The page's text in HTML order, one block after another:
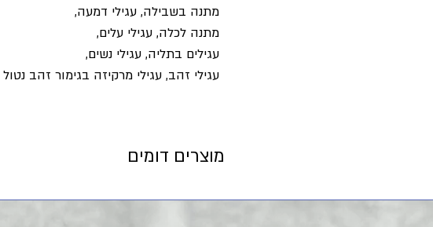
מתנה בשבילה, עגילי דמעה,
מתנה לכלה, עגילי עלים,
עגילים בתליה, עגילי נשים,
עגילי זהב, עגילי מרקיזה בגימור זהב נטול
מוצרים דומים